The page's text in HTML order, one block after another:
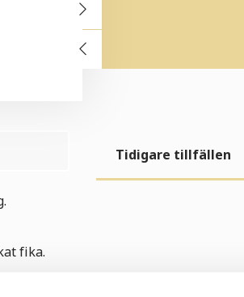
fika.
Tidigare tillfällen